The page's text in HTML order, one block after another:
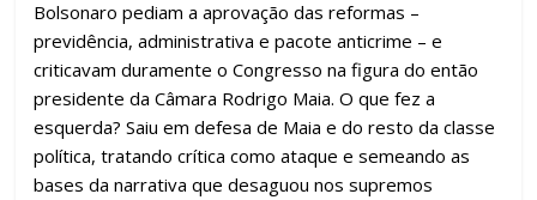
Bolsonaro pediam a aprovação das reformas –
previdência, administrativa e pacote anticrime – e
criticavam duramente o Congresso na figura do então
presidente da Câmara Rodrigo Maia. O que fez a
esquerda? Saiu em defesa de Maia e do resto da classe
política, tratando crítica como ataque e semeando as
bases da narrativa que desaguou nos supremos